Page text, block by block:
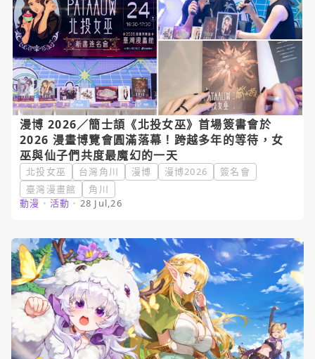
漫博 2026／簡士頡《北投女巫》首場簽書會於
2026 漫畫博覽會圓滿落幕！跨越多年的等待，女
巫與仙子們共度最魔幻的一天
北投女巫 台灣角川 漫博 漫博2026
簽名會
臺灣漫畫館
角川
動漫 ・ 活動 ・ 28 Jul,26